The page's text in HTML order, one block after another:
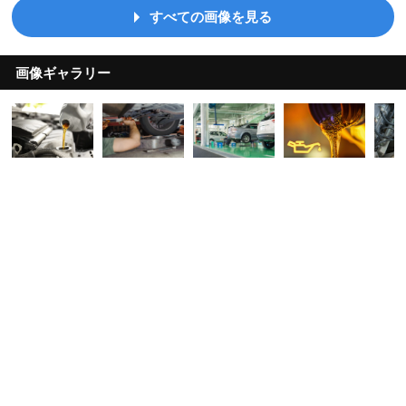
すべての画像を見る
画像ギャラリー